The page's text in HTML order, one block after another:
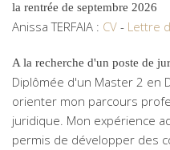
la rentrée de septembre 2026
Anissa TERFAIA : CV - Lettre
A la recherche d'un poste de
Diplômée d'un Master 2 en
orienter mon parcours
juridique. Mon expérience
permis de développer des